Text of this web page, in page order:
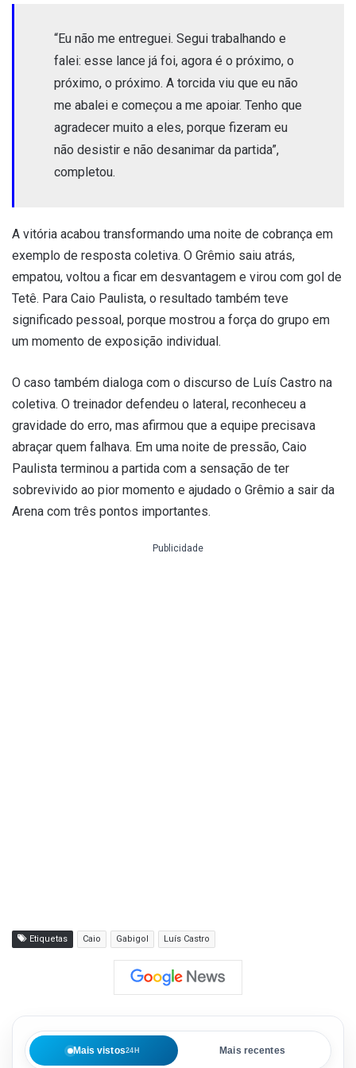
“Eu não me entreguei. Segui trabalhando e
falei: esse lance já foi, agora é o próximo, o
próximo, o próximo. A torcida viu que eu não
me abalei e começou a me apoiar. Tenho que
agradecer muito a eles, porque fizeram eu
não desistir e não desanimar da partida”,
completou.
A vitória acabou transformando uma noite de cobrança em
exemplo de resposta coletiva. O Grêmio saiu atrás,
empatou, voltou a ficar em desvantagem e virou com gol de
Tetê. Para Caio Paulista, o resultado também teve
significado pessoal, porque mostrou a força do grupo em
um momento de exposição individual.
O caso também dialoga com o discurso de Luís Castro na
coletiva. O treinador defendeu o lateral, reconheceu a
gravidade do erro, mas afirmou que a equipe precisava
abraçar quem falhava. Em uma noite de pressão, Caio
Paulista terminou a partida com a sensação de ter
sobrevivido ao pior momento e ajudado o Grêmio a sair da
Arena com três pontos importantes.
Publicidade
Etiquetas Caio Gabigol Luís Castro
Mais vistos24H Mais recentes